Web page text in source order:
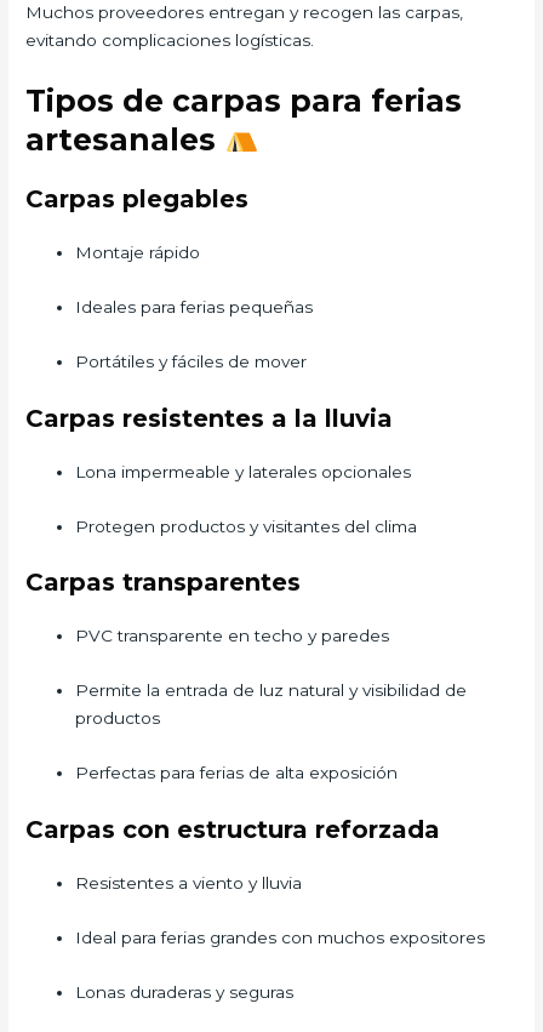
Muchos proveedores entregan y recogen las carpas,
evitando complicaciones logísticas.
Tipos de carpas para ferias
artesanales
Carpas plegables
Montaje rápido
Ideales para ferias pequeñas
Portátiles y fáciles de mover
Carpas resistentes a la lluvia
Lona impermeable y laterales opcionales
Protegen productos y visitantes del clima
Carpas transparentes
PVC transparente en techo y paredes
Permite la entrada de luz natural y visibilidad de
productos
Perfectas para ferias de alta exposición
Carpas con estructura reforzada
Resistentes a viento y lluvia
Ideal para ferias grandes con muchos expositores
Lonas duraderas y seguras